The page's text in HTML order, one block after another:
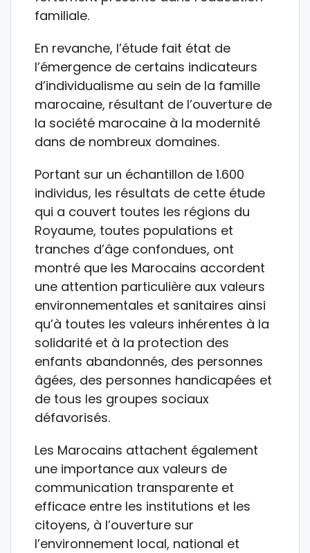
familiale.
En revanche, l’étude fait état de
l’émergence de certains indicateurs
d’individualisme au sein de la famille
marocaine, résultant de l’ouverture de
la société marocaine à la modernité
dans de nombreux domaines.
Portant sur un échantillon de 1.600
individus, les résultats de cette étude
qui a couvert toutes les régions du
Royaume, toutes populations et
tranches d’âge confondues, ont
montré que les Marocains accordent
une attention particulière aux valeurs
environnementales et sanitaires ainsi
qu’à toutes les valeurs inhérentes à la
solidarité et à la protection des
enfants abandonnés, des personnes
âgées, des personnes handicapées et
de tous les groupes sociaux
défavorisés.
Les Marocains attachent également
une importance aux valeurs de
communication transparente et
efficace entre les institutions et les
citoyens, à l’ouverture sur
l’environnement local, national et